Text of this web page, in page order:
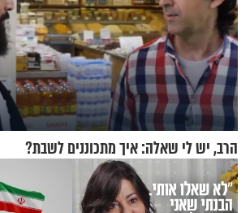
הרב, יש לי שאלה: איך מתכוננים לשבת?